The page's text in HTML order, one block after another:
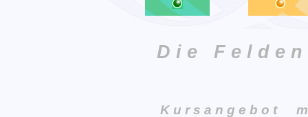
Die
Kursangebot